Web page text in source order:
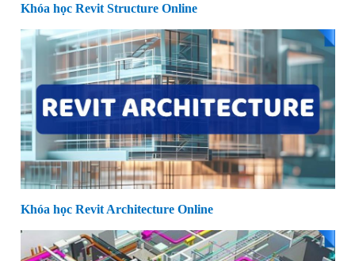
Khóa học Revit Structure Online
Khóa học Revit Architecture Online